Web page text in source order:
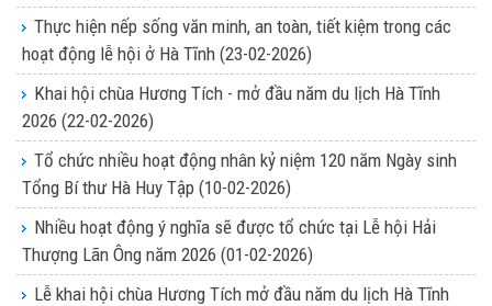
Thực hiện nếp sống văn minh, an toàn, tiết kiệm trong các
hoạt động lễ hội ở Hà Tĩnh (23-02-2026)
Khai hội chùa Hương Tích - mở đầu năm du lịch Hà Tĩnh
2026 (22-02-2026)
Tổ chức nhiều hoạt động nhân kỷ niệm 120 năm Ngày sinh
Tổng Bí thư Hà Huy Tập (10-02-2026)
Nhiều hoạt động ý nghĩa sẽ được tổ chức tại Lễ hội Hải
Thượng Lãn Ông năm 2026 (01-02-2026)
Lễ khai hội chùa Hương Tích mở đầu năm du lịch Hà Tĩnh